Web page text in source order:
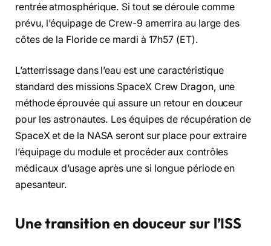
rentrée atmosphérique. Si tout se déroule comme
prévu, l’équipage de Crew-9 amerrira au large des
côtes de la Floride ce mardi à 17h57 (ET).
L’atterrissage dans l’eau est une caractéristique
standard des missions SpaceX Crew Dragon, une
méthode éprouvée qui assure un retour en douceur
pour les astronautes. Les équipes de récupération de
SpaceX et de la NASA seront sur place pour extraire
l’équipage du module et procéder aux contrôles
médicaux d’usage après une si longue période en
apesanteur.
Une transition en douceur sur l’ISS